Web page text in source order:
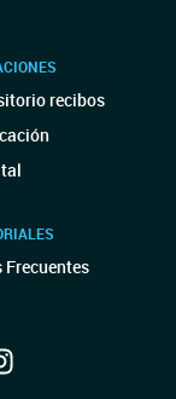
recibos
Frecuentes